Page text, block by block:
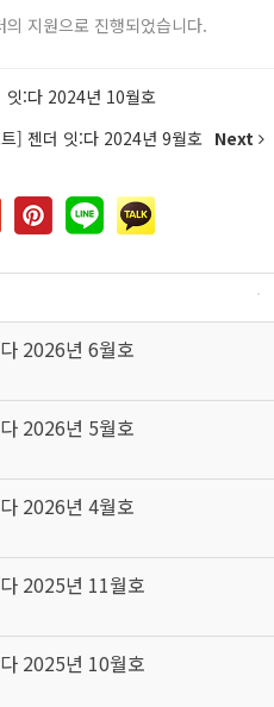
지원으로 진행되었습니다.
잇:다 2024년 10월호
] 젠더 잇:다 2024년 9월호 Next
2026년 6월호
2026년 5월호
2026년 4월호
2025년 11월호
2025년 10월호